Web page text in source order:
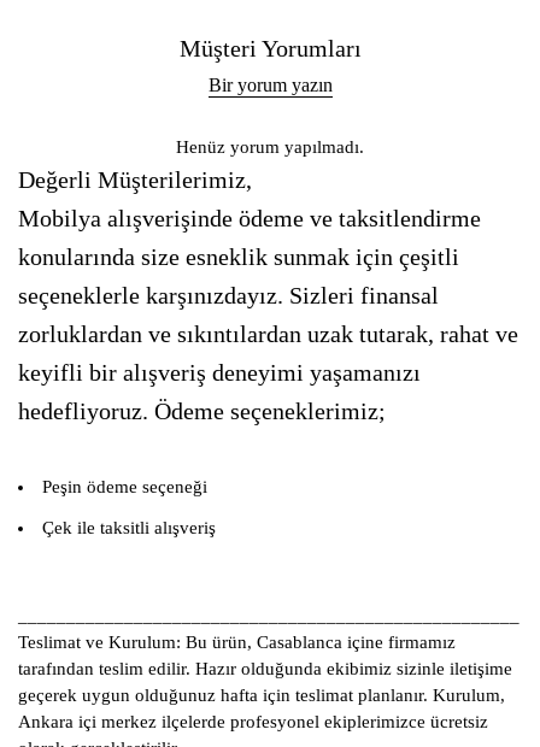
Müşteri Yorumları
Bir yorum yazın
Henüz yorum yapılmadı.
Değerli Müşterilerimiz,
Mobilya alışverişinde ödeme ve taksitlendirme
konularında size esneklik sunmak için çeşitli
seçeneklerle karşınızdayız. Sizleri finansal
zorluklardan ve sıkıntılardan uzak tutarak, rahat ve
keyifli bir alışveriş deneyimi yaşamanızı
hedefliyoruz. Ödeme seçeneklerimiz;
Peşin ödeme seçeneği
Çek ile taksitli alışveriş
Teslimat ve Kurulum: Bu ürün, Casablanca içine firmamız
tarafından teslim edilir. Hazır olduğunda ekibimiz sizinle iletişime
geçerek uygun olduğunuz hafta için teslimat planlanır. Kurulum,
Ankara içi merkez ilçelerde profesyonel ekiplerimizce ücretsiz